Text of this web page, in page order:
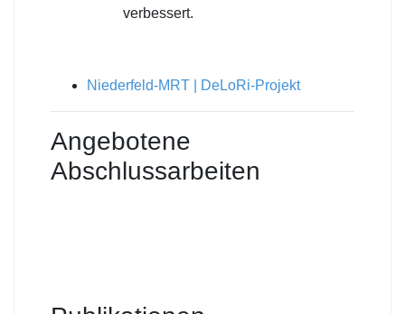
verbessert.
Niederfeld-MRT | DeLoRi-Projekt
Angebotene
Abschlussarbeiten